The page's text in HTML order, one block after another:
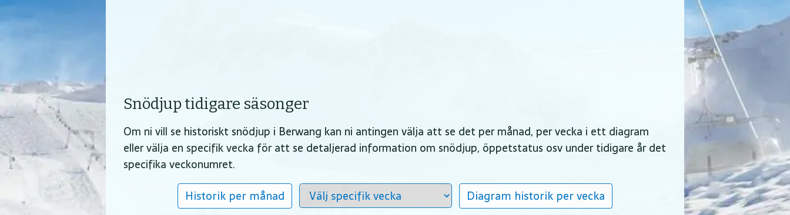
Snödjup tidigare säsonger
Om ni vill se historiskt snödjup i Berwang kan ni antingen välja att se det per månad, per vecka i ett diagram
eller välja en specifik vecka för att se detaljerad information om snödjup, öppetstatus osv under tidigare år det
specifika veckonumret.
Historik per månad Diagram historik per vecka